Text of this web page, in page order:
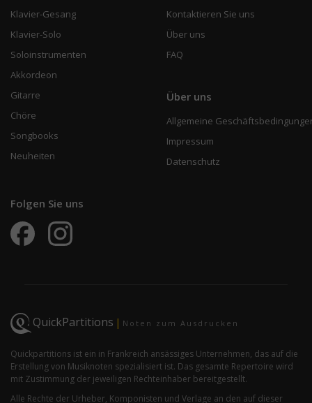
Klavier-Gesang
Klavier-Solo
Soloinstrumenten
Akkordeon
Gitarre
Chöre
Songbooks
Neuheiten
Kontaktieren Sie uns
Über uns
FAQ
Über uns
Allgemeine
Impressum
Datenschutz
Folgen Sie uns
QuickPartitions | Noten zum Ausdrucken
Quickpartitions ist ein in Frankreich ansässiges Unternehmen, das auf die
Erstellung von Musiknoten spezialisiert ist. Das gesamte Repertoire wird
mit Zustimmung der jeweiligen Rechteinhaber bereitgestellt.
Alle Rechte der Urheber, Komponisten und Verlage an den auf dieser